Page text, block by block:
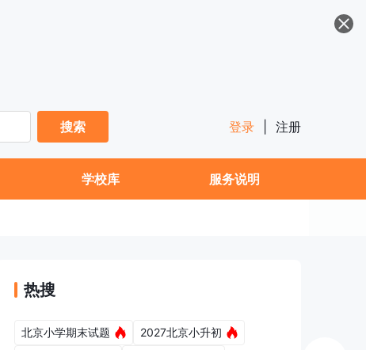
搜索
登录 注册
学校库 服务说明
热搜
北京小学期末试题
2027北京小升初